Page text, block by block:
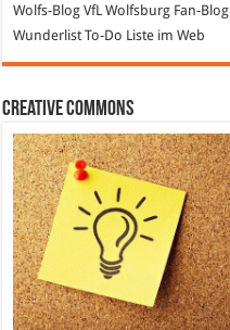
Wolfs-Blog VfL Wolfsburg Fan-Blog
Wunderlist To-Do Liste im Web
Creative Commons